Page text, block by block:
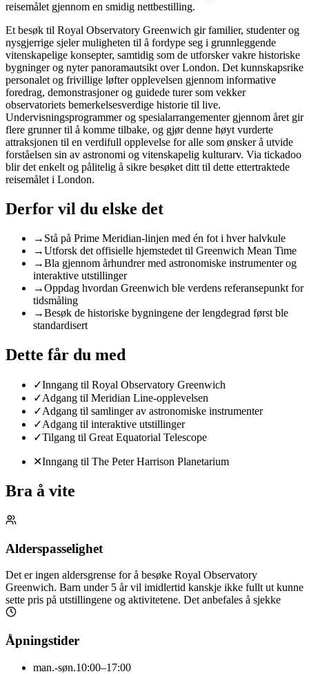
reisemålet gjennom en smidig nettbestilling.
Et besøk til Royal Observatory Greenwich gir familier, studenter og
nysgjerrige sjeler muligheten til å fordype seg i grunnleggende
vitenskapelige konsepter, samtidig som de utforsker vakre historiske
bygninger og nyter panoramautsikt over London. Det kunnskapsrike
personalet og frivillige løfter opplevelsen gjennom informative
foredrag, demonstrasjoner og guidede turer som vekker
observatoriets bemerkelsesverdige historie til live.
Undervisningsprogrammer og spesialarrangementer gjennom året gir
flere grunner til å komme tilbake, og gjør denne høyt vurderte
attraksjonen til en verdifull opplevelse for alle som ønsker å utvide
forståelsen sin av astronomi og vitenskapelig kulturarv. Via tickadoo
blir det enkelt og pålitelig å sikre besøket ditt til dette ettertraktede
reisemålet i London.
Derfor vil du elske det
→ Stå på Prime Meridian-linjen med én fot i hver halvkule
→Utforsk det offisielle hjemstedet til Greenwich Mean Time
→Bla gjennom århundrer med astronomiske instrumenter og
interaktive utstillinger
→Oppdag hvordan Greenwich ble verdens referansepunkt for
tidsmåling
→Besøk de historiske bygningene der lengdegrad først ble
standardisert
Dette får du med
✓Inngang til Royal Observatory Greenwich
✓Adgang til Meridian Line-opplevelsen
✓Adgang til samlinger av astronomiske instrumenter
✓Adgang til interaktive utstillinger
✓Tilgang til Great Equatorial Telescope
✕Inngang til The Peter Harrison Planetarium
Bra å vite
Alderspasselighet
Det er ingen aldersgrense for å besøke Royal Observatory
Greenwich. Barn under 5 år vil imidlertid kanskje ikke fullt ut kunne
sette pris på utstillingene og aktivitetene. Det anbefales å sjekke
Åpningstider
man.-søn.10:00–17:00